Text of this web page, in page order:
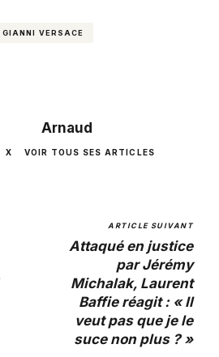
GIANNI VERSACE
Arnaud
X VOIR TOUS SES ARTICLES
ARTICLE SUIVANT
Attaqué en justice
par Jérémy
Michalak, Laurent
Baffie réagit : « Il
veut pas que je le
suce non plus ? »